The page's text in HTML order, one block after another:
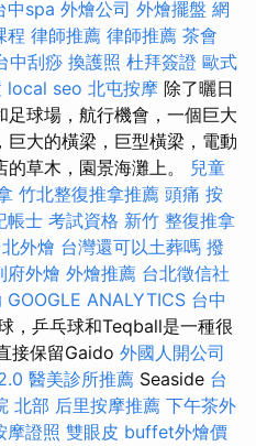
中spa 外燴公司 外燴擺盤 網
程 律師推薦 律師推薦 茶會
中刮痧 換護照 杜拜簽證 歐式
local seo 北屯按摩 除了曬日
球場，航行機會，一個巨大
大的橫梁，巨型橫梁，電動
草木，園景海灘上。 兒童
竹北整復推拿推薦 頭痛 按
帳士 考試資格 新竹 整復推拿
外燴 台灣還可以土葬嗎 撥
府外燴 外燴推薦 台北徵信社
GOOGLE ANALYTICS 台中
，乒乓球和Teqball是一種很
接保留Gaido 外國人開公司
醫美診所推薦 Seaside 台
北部 后里按摩推薦 下午茶外
摩證照 雙眼皮 buffet外燴價